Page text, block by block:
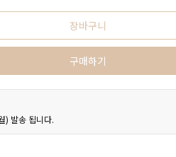
장바구니
구매하기
) 발송 됩니다.